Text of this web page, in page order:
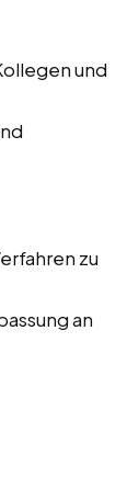
und
zu
an